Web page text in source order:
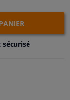
sécurisé